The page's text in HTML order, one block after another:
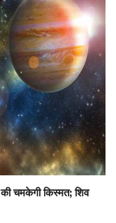
चमकेगी किस्मत; शिव